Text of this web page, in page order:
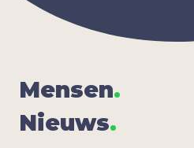
Men­sen.
Nieuws.